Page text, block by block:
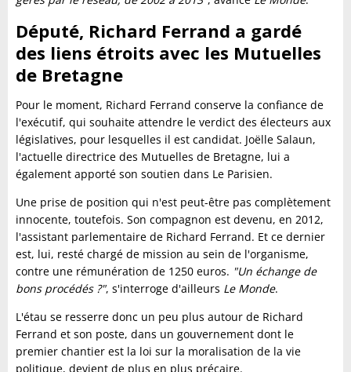
Député, Richard Ferrand a gardé
des liens étroits avec les Mutuelles
de Bretagne
Pour le moment, Richard Ferrand conserve la confiance de
l'exécutif, qui souhaite attendre le verdict des électeurs aux
législatives, pour lesquelles il est candidat. Joëlle Salaun,
l'actuelle directrice des Mutuelles de Bretagne, lui a
également apporté son soutien dans Le Parisien.
Une prise de position qui n'est peut-être pas complètement
innocente, toutefois. Son compagnon est devenu, en 2012,
l'assistant parlementaire de Richard Ferrand. Et ce dernier
est, lui, resté chargé de mission au sein de l'organisme,
contre une rémunération de 1250 euros. "Un échange de
bons procédés ?", s'interroge d'ailleurs Le Monde.
L'étau se resserre donc un peu plus autour de Richard
Ferrand et son poste, dans un gouvernement dont le
premier chantier est la loi sur la moralisation de la vie
politique, devient de plus en plus précaire.